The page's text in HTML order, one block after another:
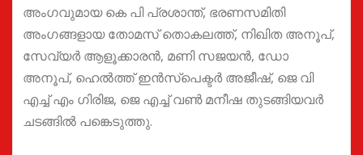
അംഗവുമായ കെ പി പ്രശാന്ത്, ഭരണസമിതി
അംഗങ്ങളായ തോമസ് തൊകലത്ത്, നിഖിത അനൂപ്,
സേവ്യർ ആളൂക്കാരൻ, മണി സജയൻ, ഡോ
അനൂപ്, ഹെൽത്ത് ഇൻസ്പെക്ടർ അജീഷ്, ജെ വി
എച്ച് എം ഗിരിജ, ജെ എച്ച് വൺ മനീഷ തുടങ്ങിയവർ
ചടങ്ങിൽ പങ്കെടുത്തു.